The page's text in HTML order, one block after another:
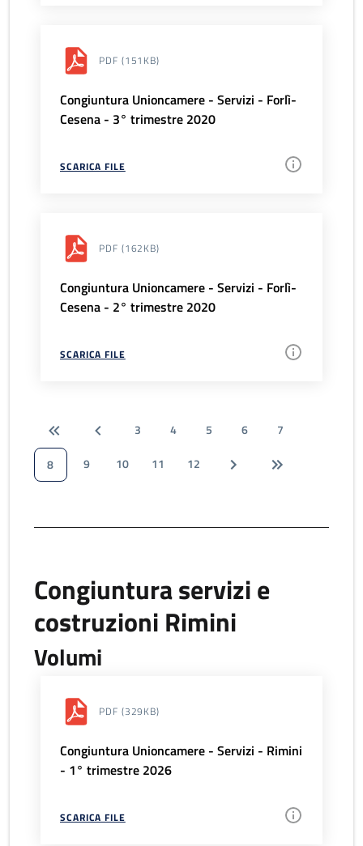
PDF (151KB)
Congiuntura Unioncamere - Servizi - Forlì-
Cesena - 3° trimestre 2020
SCARICA FILE
PDF (162KB)
Congiuntura Unioncamere - Servizi - Forlì-
Cesena - 2° trimestre 2020
SCARICA FILE
3 4 5 6
7
8
9 10 11 12
Congiuntura servizi e
costruzioni Rimini
Volumi
PDF (329KB)
Congiuntura Unioncamere - Servizi - Rimini
- 1° trimestre 2026
SCARICA FILE